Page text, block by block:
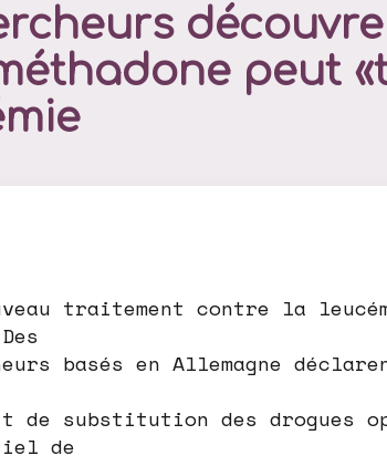
peut
traitement contre la
basés en Allemagne
de substitution des drogues
de